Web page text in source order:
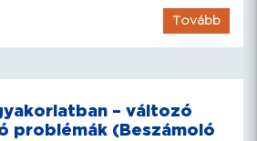
Tovább
– változó
problémák (Beszámoló